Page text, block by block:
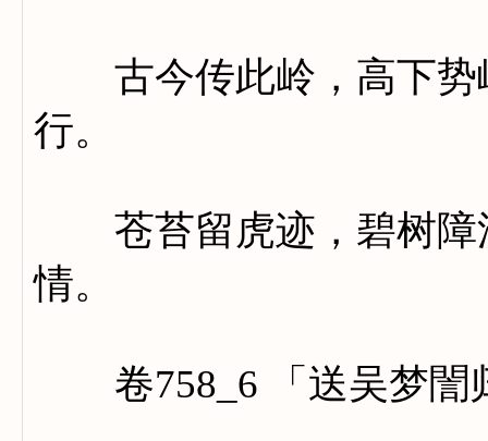
古今传此岭，高下势
行。
苍苔留虎迹，碧树障
情。
卷758_6 「送吴梦誾